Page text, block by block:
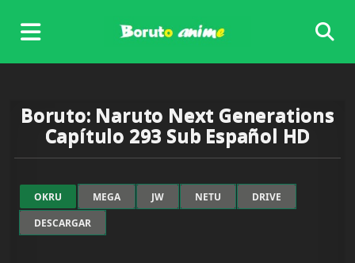
content
Boruto: Naruto Next Generations
Capítulo 293 Sub Español HD
VerBoruto: Naruto Next
Generations Capítulo 293 Sub
OKRU MEGA JW NETU
DRIVE
DESCARGAR